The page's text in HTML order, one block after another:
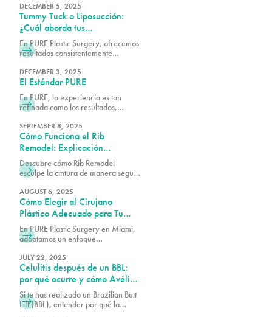
tenga los detalles necesarios antes
de continuar.
DECEMBER 5, 2025
Tummy Tuck o Liposucción:
¿Cuál aborda tus
preocupaciones específicas?
En PURE Plastic Surgery, ofrecemos
resultados consistentemente
tiempo para comprender tus
necesidades y preocupaciones
antes de recomendar cualquier
procedimiento.
DECEMBER 3, 2025
El Estándar PURE
En PURE, la experiencia es tan
refinada como los resultados,
y atención experta en cada detalle.
SEPTEMBER 8, 2025
Cómo Funciona el Rib
Remodel: Explicación
Quirúrgica de Seguridad y
Técnica
Descubre cómo Rib Remodel
esculpe la cintura de manera segura
Plastic Surgery Miami explica paso
a paso la técnica detrás de este
innovador procedimiento.
AUGUST 6, 2025
Cómo Elegir al Cirujano
Plástico Adecuado para Tu
Procedimiento
En PURE Plastic Surgery en Miami,
adoptamos un enfoque
plástica, enfocándonos en crear
resultados que sean visualmente
equilibrados y duraderos.
JULY 22, 2025
Celulitis después de un BBL:
por qué ocurre y cómo Avéli
puede ayudarte
Si te has realizado un Brazilian Butt
Lift (BBL), entender por qué la